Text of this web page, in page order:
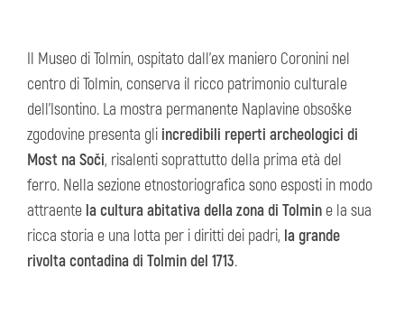
Il Museo di Tolmin, ospitato dall'ex maniero Coronini nel
centro di Tolmin, conserva il ricco patrimonio culturale
dell'Isontino. La mostra permanente Naplavine obsoške
zgodovine presenta gli incredibili reperti archeologici di
Most na Soči, risalenti soprattutto della prima età del
ferro. Nella sezione etnostoriografica sono esposti in modo
attraente la cultura abitativa della zona di Tolmin e la sua
ricca storia e una lotta per i diritti dei padri, la grande
rivolta contadina di Tolmin del 1713.